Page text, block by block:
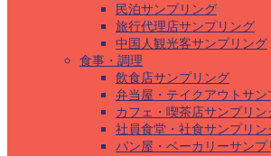
民泊サンプリング
旅行代理店サンプリング
中国人観光客サンプリング
食事・調理
飲食店サンプリング
弁当屋・テイクアウトサン
カフェ・喫茶店サンプリン
社員食堂・社食サンプリン
パン屋・ベーカリーサンプ